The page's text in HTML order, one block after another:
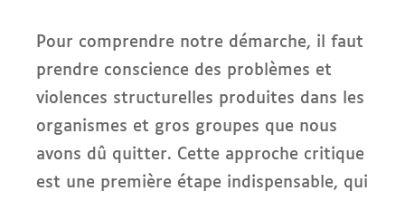
Pour comprendre notre démarche, il faut
prendre conscience des problèmes et
violences structurelles produites dans les
organismes et gros groupes que nous
avons dû quitter. Cette approche critique
est une première étape indispensable, qui